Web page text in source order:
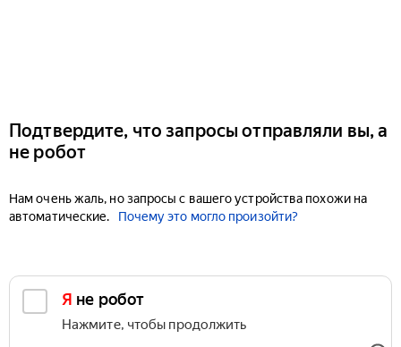
Подтвердите, что запросы отправляли вы, а
не робот
Нам очень жаль, но запросы с вашего устройства похожи на
автоматические.
Почему это могло произойти?
Я не робот
Нажмите, чтобы продолжить